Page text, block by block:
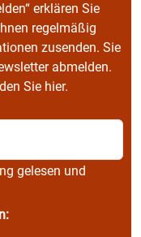
erklären Sie
regelmäßig
zusenden. Sie
abmelden.
Sie hier.
gelesen und